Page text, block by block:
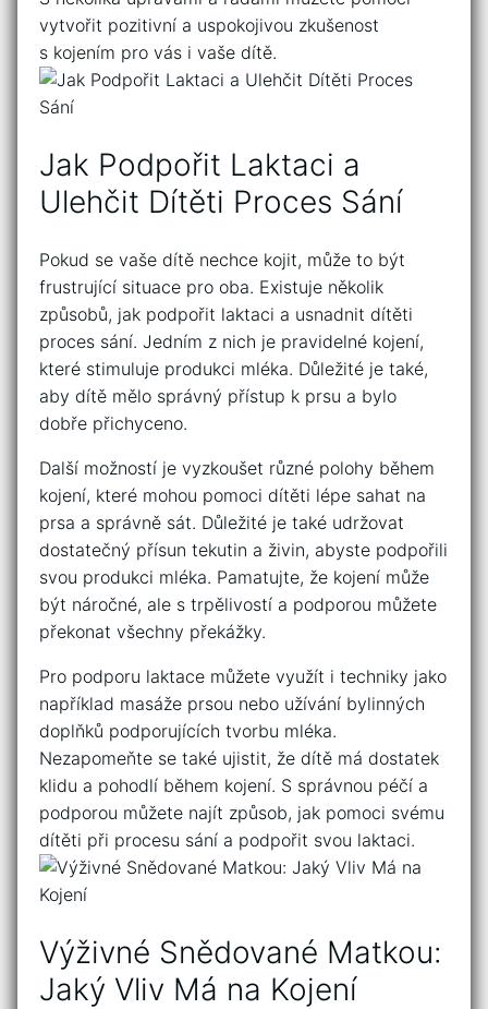
vytvořit pozitivní a uspokojivou zkušenost
s kojením pro⁣ vás i vaše dítě.
Jak Podpořit⁢ Laktaci a
Ulehčit Dítěti Proces Sání
Pokud se vaše dítě nechce kojit, může to být
frustrující situace pro oba. Existuje několik
způsobů, jak podpořit ⁢laktaci a usnadnit dítěti
proces sání. Jedním z nich je pravidelné‍ kojení,
⁣které stimuluje ⁢produkci mléka. Důležité⁢ je také,
aby dítě mělo správný⁣ přístup ⁤k prsu a bylo
dobře přichyceno.
Další možností je vyzkoušet‍ různé polohy během
kojení, které mohou pomoci dítěti lépe sahat na
prsa a správně sát. Důležité je také udržovat
dostatečný přísun tekutin a živin, abyste podpořili
svou produkci mléka. Pamatujte,‌ že kojení může
být náročné, ale s trpělivostí a podporou můžete‌
překonat všechny překážky.
Pro podporu laktace můžete‌ využít ‌i techniky jako
například masáže prsou nebo užívání bylinných
doplňků podporujících tvorbu ​mléka.
Nezapomeňte se také ujistit, že dítě má dostatek
klidu a pohodlí během kojení. ⁢S správnou péčí a
podporou můžete najít způsob, jak pomoci svému
dítěti při procesu sání a‍ podpořit svou laktaci.
Výživné Snědované Matkou:
Jaký Vliv ‍Má na Kojení